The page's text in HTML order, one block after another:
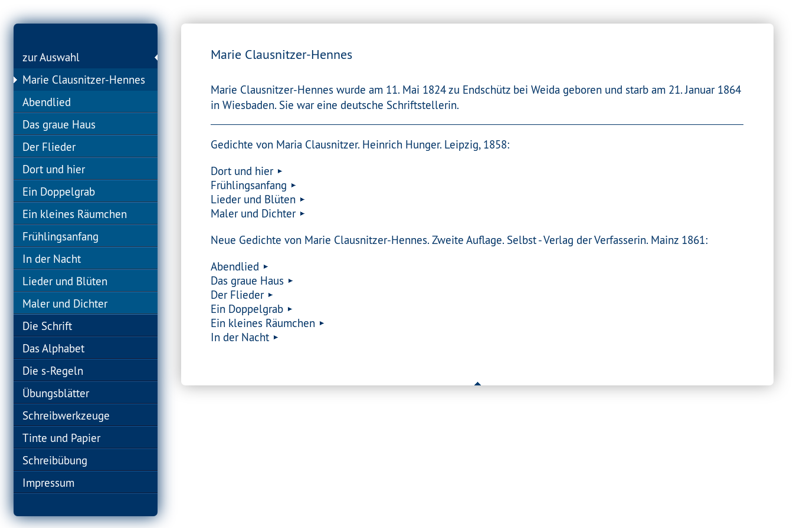
zur Auswahl
Marie Clausnitzer-Hennes
Abendlied
Das graue Haus
Der Flieder
Dort und hier
Ein Doppelgrab
Ein kleines Räumchen
Frühlingsanfang
In der Nacht
Lieder und Blüten
Maler und Dichter
Die Schrift
Das Alphabet
Die s-Regeln
Übungsblätter
Schreibwerkzeuge
Tinte und Papier
Schreibübung
Impressum
Marie Clausnitzer-Hennes
Marie Clausnitzer-Hennes wurde am 11. Mai 1824 zu Endschütz bei Weida geboren und starb am 21. Januar 1864
in Wiesbaden. Sie war eine deutsche Schriftstellerin.
Gedichte von Maria Clausnitzer. Heinrich Hunger. Leipzig, 1858:
Dort und hier
Frühlingsanfang
Lieder und Blüten
Maler und Dichter
Neue Gedichte von Marie Clausnitzer-Hennes. Zweite Auflage. Selbst - Verlag der Verfasserin. Mainz 1861:
Abendlied
Das graue Haus
Der Flieder
Ein Doppelgrab
Ein kleines Räumchen
In der Nacht